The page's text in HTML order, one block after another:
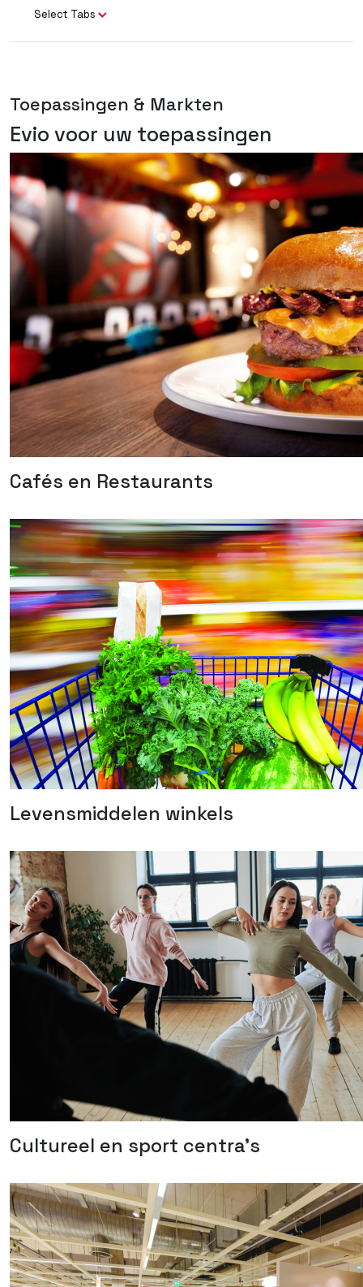
Select Tabs
Toepassingen & Markten
Evio voor uw toepassingen
Cafés en Restaurants
Levensmiddelen winkels
Cultureel en sport centra’s